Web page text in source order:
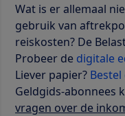
Wat is er allemaal
gebruik van
reiskosten? De
Probeer de digitale
Liever papier?
Geldgids-abonnees
vragen over de